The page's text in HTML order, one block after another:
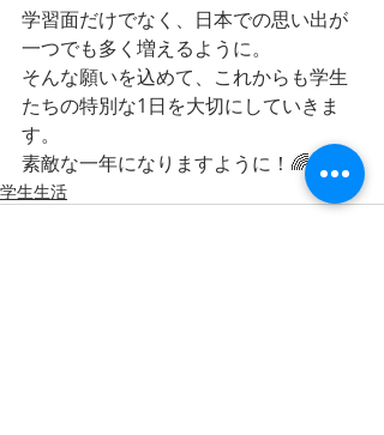
学習面だけでなく、日本での思い出が
一つでも多く増えるように。
そんな願いを込めて、これからも学生
たちの特別な1日を大切にしていきま
す。
素敵な一年になりますように！🌈✨
学生生活